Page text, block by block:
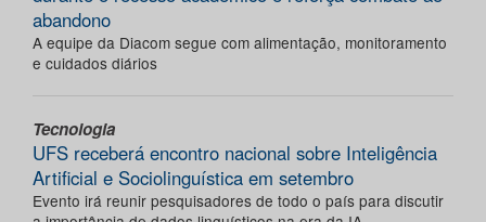
abandono
A equipe da Diacom segue com alimentação, monitoramento
e cuidados diários
Tecnologia
UFS receberá encontro nacional sobre Inteligência
Artificial e Sociolinguística em setembro
Evento irá reunir pesquisadores de todo o país para discutir